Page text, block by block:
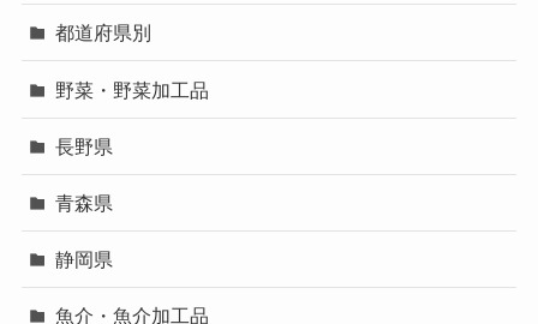
都道府県別
野菜・野菜加工品
長野県
青森県
静岡県
魚介・魚介加工品